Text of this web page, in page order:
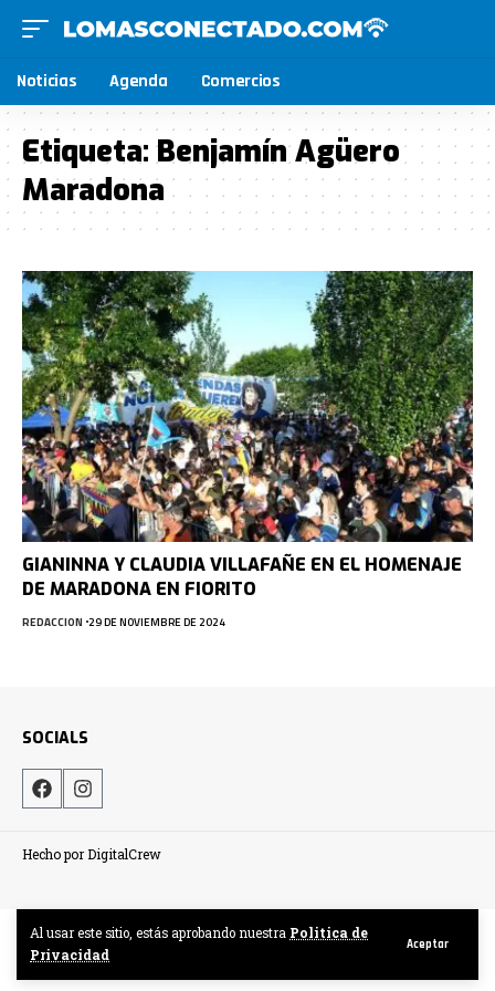
Al usar este sitio, estás aprobando nuestra Politica de
Privacidad
Aceptar
Noticias Agenda Comercios
Etiqueta:Benjamín Agüero
Maradona
GIANINNA Y CLAUDIA VILLAFAÑE EN EL HOMENAJE
DE MARADONA EN FIORITO
REDACCION 29 DE NOVIEMBRE DE 2024
SOCIALS
Hecho por DigitalCrew